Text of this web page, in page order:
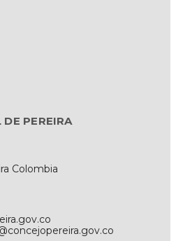
PEREIRA
Colombia